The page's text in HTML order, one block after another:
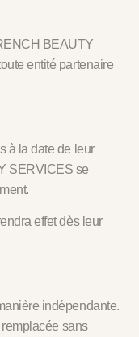
BEAUTY
entité partenaire
à la date de leur
SERVICES se
effet dès leur
indépendante.
remplacée sans